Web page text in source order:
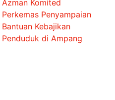
Azman Komited
Perkemas Penyampaian
Bantuan Kebajikan
Penduduk di Ampang